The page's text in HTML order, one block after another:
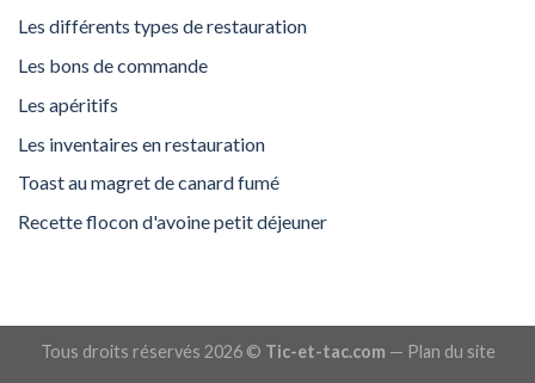
Les différents types de restauration
Les bons de commande
Les apéritifs
Les inventaires en restauration
Toast au magret de canard fumé
Recette flocon d'avoine petit déjeuner
Tous droits réservés 2026 © Tic-et-tac.com — Plan du site